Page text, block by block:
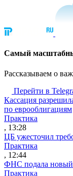
Cамый
Рассказываем о
Перейти в
Кассация
по еврооблигациям
Практика
, 13:28
ЦБ ужесточил
Практика
, 12:44
ФНС подала новый
Практика